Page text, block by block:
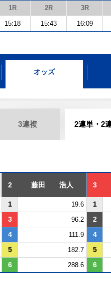
1R 2R 3R
15:18 15:43 16:09
オッズ
3連複 2連単・2
2 藤田 浩人 3
1 19.6 1
3 96.2 2
4 111.9 4
5 182.7 5
6 288.6 6